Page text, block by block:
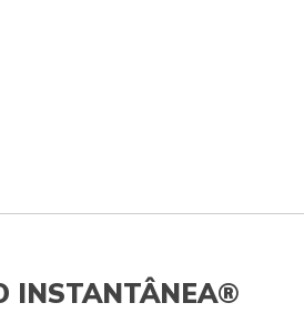
INSTANTÂNEA®